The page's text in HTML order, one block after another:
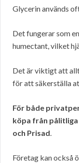
Glycerin används
Det fungerar som
humectant, vilket
Det är viktigt att
för att säkerställa
För både
köpa från
och Prisad.
Företag kan också